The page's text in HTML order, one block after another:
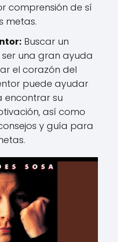
comprensión de sí
metas.
Buscar un
una gran ayuda
el corazón del
puede ayudar
encontrar su
así como
y guía para